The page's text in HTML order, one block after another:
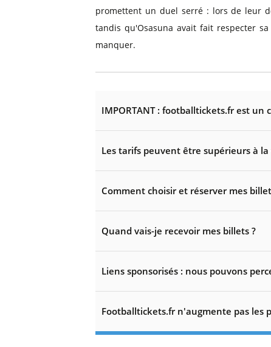
promettent un duel serré : lors de leur
tandis qu'Osasuna avait fait respecter
manquer.
IMPORTANT : footballtickets.fr est
Les tarifs peuvent être supérieurs à
Comment choisir et réserver mes
Quand vais-je recevoir mes billets ?
Liens sponsorisés : nous pouvons
Footballtickets.fr n'augmente pas les